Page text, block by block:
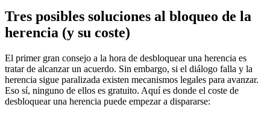
Tres posibles soluciones al bloqueo de la
herencia (y su coste)
El primer gran consejo a la hora de desbloquear una herencia es
tratar de alcanzar un acuerdo. Sin embargo, si el diálogo falla y la
herencia sigue paralizada existen mecanismos legales para avanzar.
Eso sí, ninguno de ellos es gratuito. Aquí es donde el coste de
desbloquear una herencia puede empezar a dispararse: